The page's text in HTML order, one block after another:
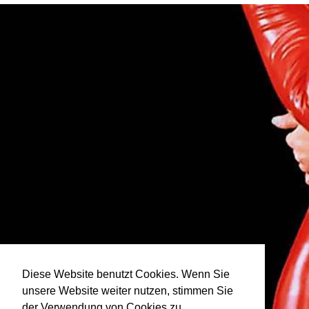
Diese Website benutzt Cookies. Wenn Sie
unsere Website weiter nutzen, stimmen Sie